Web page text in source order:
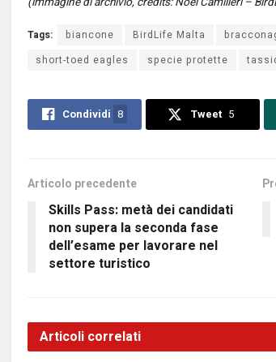
Tags: biancone BirdLife Malta
short-toed eagles
specie protette
Condividi 8 Tweet 5
Articolo precedente
Skills Pass: metà dei candidati
non supera la seconda fase
dell’esame per lavorare nel
settore turistico
Articoli correlati